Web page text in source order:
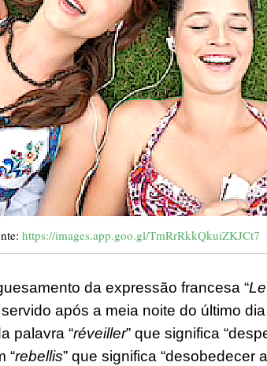
https://images.app.goo.gl/TmRrRkkQkuiZKJCt7
da expressão francesa “
após a meia noite do último
palavra “réveiller” que significa
“rebellis” que significa “desobedecer